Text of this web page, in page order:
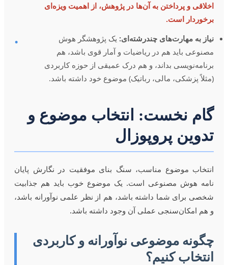
اخلاقی و پرداختن به آن‌ها در پژوهش، از اهمیت ویزه‌ای
برخوردار است.
• نیاز به مهارت‌های چندرشته‌ای: یک پژوهشگر هوش
مصنوعی باید هم در ریاضیات و آمار قوی باشد، هم
برنامه‌نویسی بداند، و هم درک عمیقی از حوزه کاربردی
(مثلاً پزشکی، مالی، رباتیک) موضوع خود داشته باشد.
گام نخست: انتخاب موضوع و
تدوین پروپوزال
انتخاب موضوع مناسب، سنگ بنای موفقیت در نگارش پایان
نامه هوش مصنوعی است. یک موضوع خوب باید هم جذابیت
شخصی برای شما داشته باشد، هم از نظر علمی نوآورانه باشد،
و هم امکان‌سنجی عملی آن وجود داشته باشد.
چگونه موضوعی نوآورانه و کاربردی
انتخاب کنیم؟